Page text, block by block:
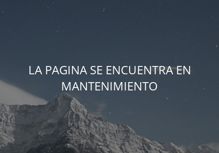
LA PAGINA SE ENCUENTRA EN
MANTENIMIENTO